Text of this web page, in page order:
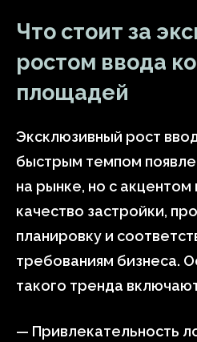
Что стоит за
ростом ввода
площадей
Эксклюзивный рост
быстрым темпом
на рынке, но с акцентом
качество застройки,
планировку и
требованиям бизнеса.
такого тренда
— Привлекательность